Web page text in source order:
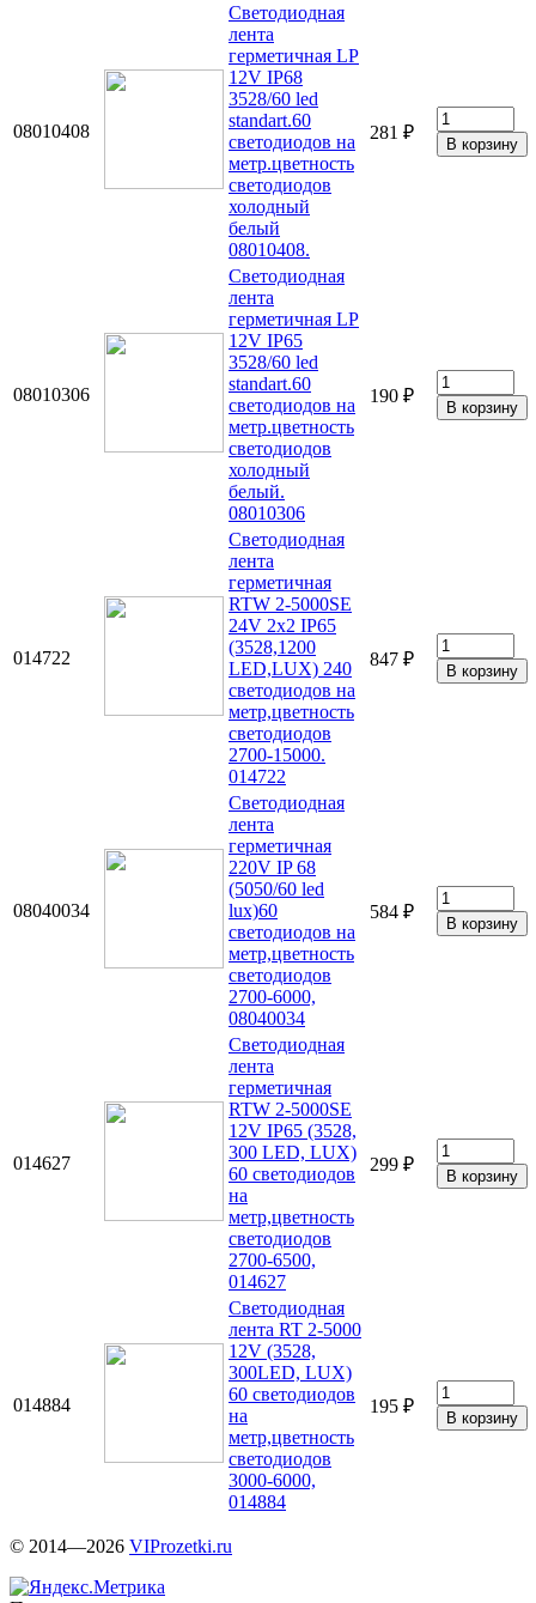
08010408
Светодиодная
лента
герметичная LP
12V IP68
3528/60 led
standart.60
светодиодов на
метр.цветность
светодиодов
холодный
белый
08010408.
281 ₽
08010306
Светодиодная
лента
герметичная LP
12V IP65
3528/60 led
standart.60
светодиодов на
метр.цветность
светодиодов
холодный
белый.
08010306
190 ₽
014722
Светодиодная
лента
герметичная
RTW 2-5000SE
24V 2x2 IP65
(3528,1200
LED,LUX) 240
светодиодов на
метр,цветность
светодиодов
2700-15000.
014722
847 ₽
08040034
Светодиодная
лента
герметичная
220V IP 68
(5050/60 led
lux)60
светодиодов на
метр,цветность
светодиодов
2700-6000,
08040034
584 ₽
014627
Светодиодная
лента
герметичная
RTW 2-5000SE
12V IP65 (3528,
300 LED, LUX)
60 светодиодов
на
метр,цветность
светодиодов
2700-6500,
014627
299 ₽
014884
Светодиодная
лента RT 2-5000
12V (3528,
300LED, LUX)
60 светодиодов
на
метр,цветность
светодиодов
3000-6000,
014884
195 ₽
© 2014—2026 VIProzetki.ru